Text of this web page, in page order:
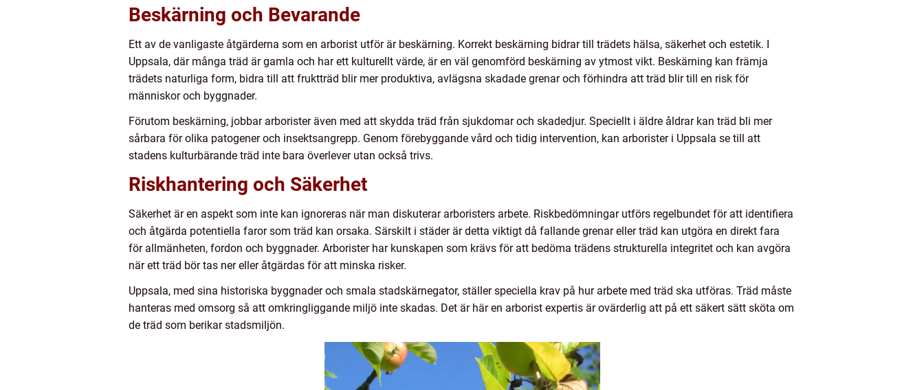
Beskärning och Bevarande
Ett av de vanligaste åtgärderna som en arborist utför är beskärning. Korrekt beskärning bidrar till trädets hälsa, säkerhet och estetik. I
Uppsala, där många träd är gamla och har ett kulturellt värde, är en väl genomförd beskärning av ytmost vikt. Beskärning kan främja
trädets naturliga form, bidra till att fruktträd blir mer produktiva, avlägsna skadade grenar och förhindra att träd blir till en risk för
människor och byggnader.
Förutom beskärning, jobbar arborister även med att skydda träd från sjukdomar och skadedjur. Speciellt i äldre åldrar kan träd bli mer
sårbara för olika patogener och insektsangrepp. Genom förebyggande vård och tidig intervention, kan arborister i Uppsala se till att
stadens kulturbärande träd inte bara överlever utan också trivs.
Riskhantering och Säkerhet
Säkerhet är en aspekt som inte kan ignoreras när man diskuterar arboristers arbete. Riskbedömningar utförs regelbundet för att identifiera
och åtgärda potentiella faror som träd kan orsaka. Särskilt i städer är detta viktigt då fallande grenar eller träd kan utgöra en direkt fara
för allmänheten, fordon och byggnader. Arborister har kunskapen som krävs för att bedöma trädens strukturella integritet och kan avgöra
när ett träd bör tas ner eller åtgärdas för att minska risker.
Uppsala, med sina historiska byggnader och smala stadskärnegator, ställer speciella krav på hur arbete med träd ska utföras. Träd måste
hanteras med omsorg så att omkringliggande miljö inte skadas. Det är här en arborist expertis är ovärderlig att på ett säkert sätt sköta om
de träd som berikar stadsmiljön.